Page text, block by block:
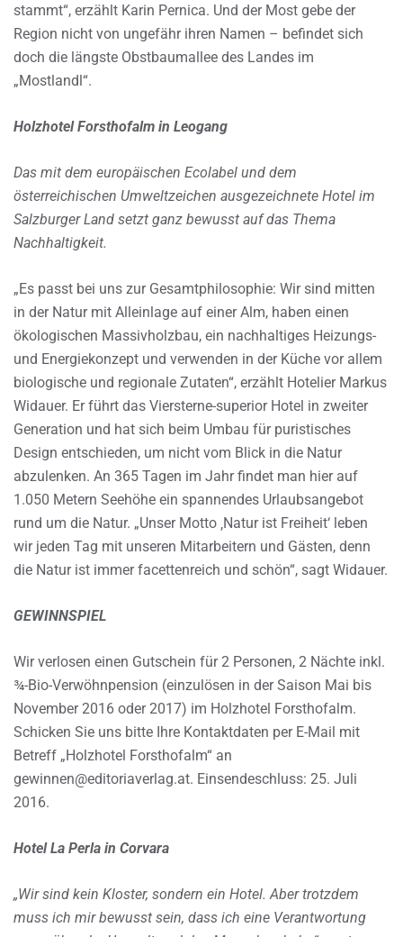
stammt“, erzählt Karin Pernica. Und der Most gebe der
Region nicht von ungefähr ihren Namen – befindet sich
doch die längste Obstbaumallee des Landes im
„Mostlandl“.
Holzhotel Forsthofalm in Leogang
Das mit dem europäischen Ecolabel und dem
österreichischen Umweltzeichen ausgezeichnete Hotel im
Salzburger Land setzt ganz bewusst auf das Thema
Nachhaltigkeit.
„Es passt bei uns zur Gesamtphilosophie: Wir sind mitten
in der Natur mit Alleinlage auf einer Alm, haben einen
ökologischen Massivholzbau, ein nachhaltiges Heizungs-
und Energiekonzept und verwenden in der Küche vor allem
biologische und regionale Zutaten“, erzählt Hotelier Markus
Widauer. Er führt das Viersterne-superior Hotel in zweiter
Generation und hat sich beim Umbau für puristisches
Design entschieden, um nicht vom Blick in die Natur
abzulenken. An 365 Tagen im Jahr findet man hier auf
1.050 Metern Seehöhe ein spannendes Urlaubsangebot
rund um die Natur. „Unser Motto ‚Natur ist Freiheit‘ leben
wir jeden Tag mit unseren Mitarbeitern und Gästen, denn
die Natur ist immer facettenreich und schön“, sagt Widauer.
GEWINNSPIEL
Wir verlosen einen Gutschein für 2 Personen, 2 Nächte inkl.
¾-Bio-Verwöhnpension (einzulösen in der Saison Mai bis
November 2016 oder 2017) im Holzhotel Forsthofalm.
Schicken Sie uns bitte Ihre Kontaktdaten per E-Mail mit
Betreff „Holzhotel Forsthofalm“ an
gewinnen@editoriaverlag.at. Einsendeschluss: 25. Juli
2016.
Hotel La Perla in Corvara
„Wir sind kein Kloster, sondern ein Hotel. Aber trotzdem
muss ich mir bewusst sein, dass ich eine Verantwortung